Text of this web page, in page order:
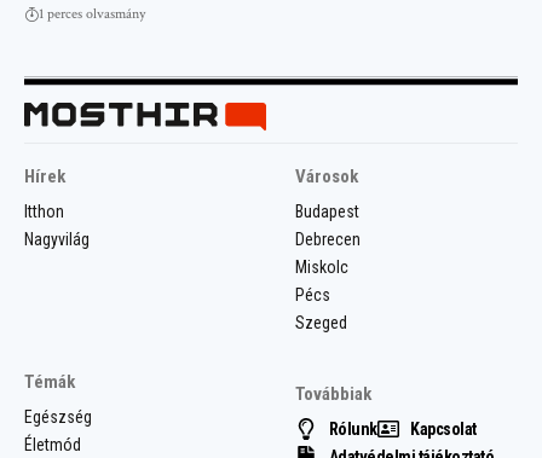
1 perces olvasmány
Hírek
Itthon
Nagyvilág
Városok
Budapest
Debrecen
Miskolc
Pécs
Szeged
Témák
Egészség
Életmód
Továbbiak
Rólunk
Kapcsolat